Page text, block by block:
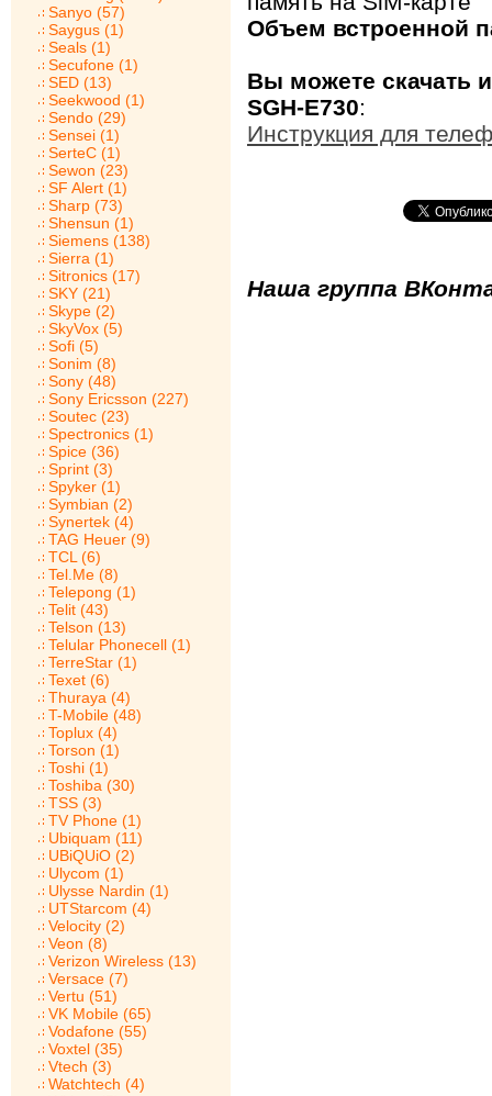
Sanyo (57)
Saygus (1)
Seals (1)
Secufone (1)
SED (13)
Seekwood (1)
Sendo (29)
Sensei (1)
SerteC (1)
Sewon (23)
SF Alert (1)
Sharp (73)
Shensun (1)
Siemens (138)
Sierra (1)
Sitronics (17)
SKY (21)
Skype (2)
SkyVox (5)
Sofi (5)
Sonim (8)
Sony (48)
Sony Ericsson (227)
Soutec (23)
Spectronics (1)
Spice (36)
Sprint (3)
Spyker (1)
Symbian (2)
Synertek (4)
TAG Heuer (9)
TCL (6)
Tel.Me (8)
Telepong (1)
Telit (43)
Telson (13)
Telular Phonecell (1)
TerreStar (1)
Texet (6)
Thuraya (4)
T-Mobile (48)
Toplux (4)
Torson (1)
Toshi (1)
Toshiba (30)
TSS (3)
TV Phone (1)
Ubiquam (11)
UBiQUiO (2)
Ulycom (1)
Ulysse Nardin (1)
UTStarcom (4)
Velocity (2)
Veon (8)
Verizon Wireless (13)
Versace (7)
Vertu (51)
VK Mobile (65)
Vodafone (55)
Voxtel (35)
Vtech (3)
Watchtech (4)
Объем встроенной
Вы можете скачать
SGH-E730:
Инструкция для
Наша группа